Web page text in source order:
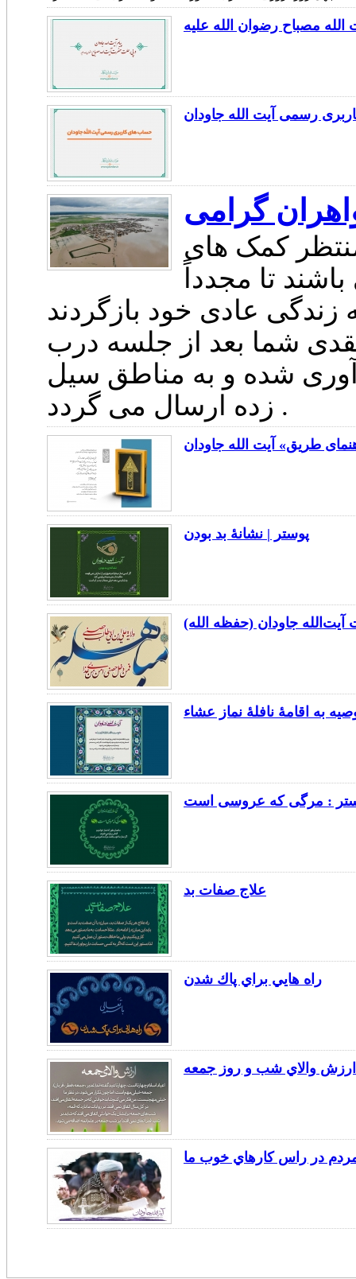
مصباح رضوان الله علیه
رسمی آیت الله جاودان
گرامی
کمک های
تا مجدداً
شما بعد از جلسه درب
شده و به مناطق سیل
زده ارسال می گردد .
طریق» آیت الله جاودان
پوستر | نشانۀ بد بودن
آیت‌الله جاودان (حفظه الله)
به اقامۀ نافلۀ نماز عشاء
علاج صفات بد
راه هايي براي پاك شدن
ارزش والاي شب و روز جمعه
در راس كارهاي خوب ما